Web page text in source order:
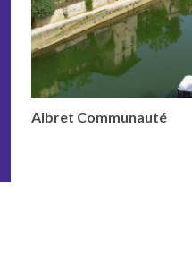
Albret Communauté